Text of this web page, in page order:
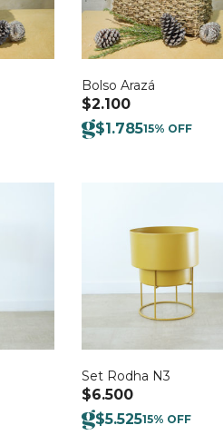
Bolso Arazá
$2.100
$1.78515% OFF
Set Rodha N3
$6.500
$5.52515% OFF